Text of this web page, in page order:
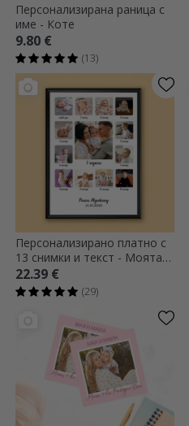
Персонализирана раница с
име - Коте
9.80 €
(13)
Персонализирано платно с
13 снимки и текст - Моята
първа година
22.39 €
(29)